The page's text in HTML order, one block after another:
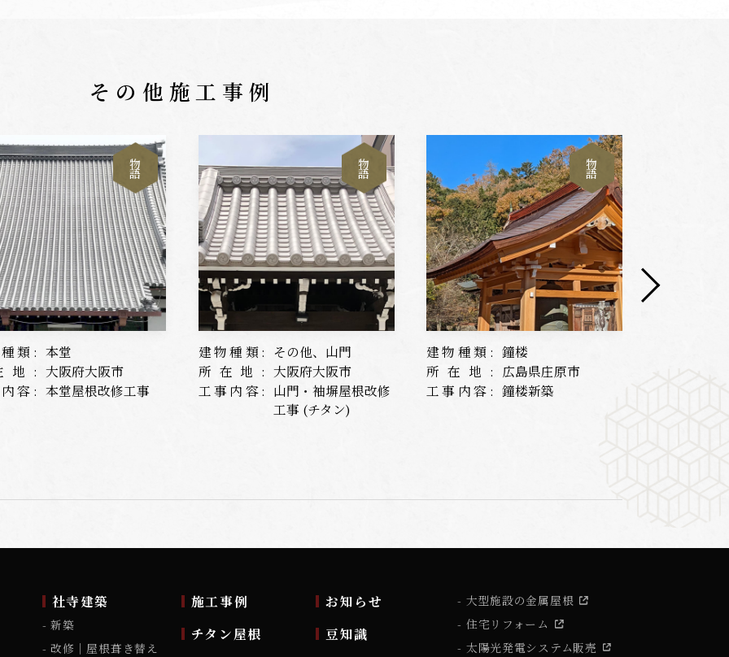
その他施工事例
物
語
類: 本堂
地: 大阪府大阪市
容: 本堂屋根改修工事
物
語
建物種類:
その他、山門
所在地: 大阪府大阪市
工事内容: 山門・袖塀屋根改修
工事 (チタン)
物
語
建物種類: 鐘楼
所在地: 広島県庄原市
工事内容: 鐘楼新築
社寺建築
新築
改修｜屋根葺き替え
施工事例
チタン屋根
お知らせ
豆知識
大型施設の金属屋根
住宅リフォーム
太陽光発電システム販売